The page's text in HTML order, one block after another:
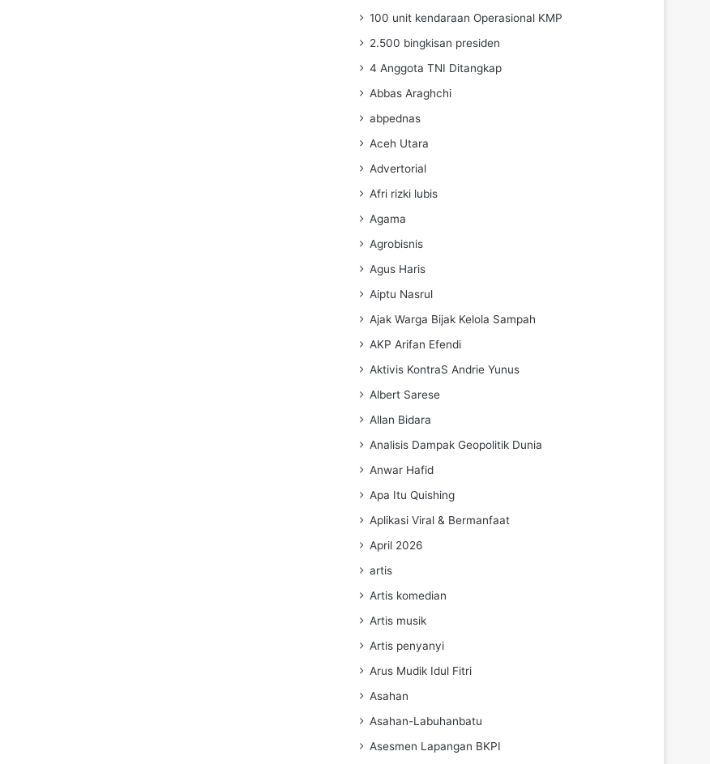
100 unit kendaraan Operasional KMP
2.500 bingkisan presiden
4 Anggota TNI Ditangkap
Abbas Araghchi
abpednas
Aceh Utara
Advertorial
Afri rizki lubis
Agama
Agrobisnis
Agus Haris
Aiptu Nasrul
Ajak Warga Bijak Kelola Sampah
AKP Arifan Efendi
Aktivis KontraS Andrie Yunus
Albert Sarese
Allan Bidara
Analisis Dampak Geopolitik Dunia
Anwar Hafid
Apa Itu Quishing
Aplikasi Viral & Bermanfaat
April 2026
artis
Artis komedian
Artis musik
Artis penyanyi
Arus Mudik Idul Fitri
Asahan
Asahan-Labuhanbatu
Asesmen Lapangan BKPI